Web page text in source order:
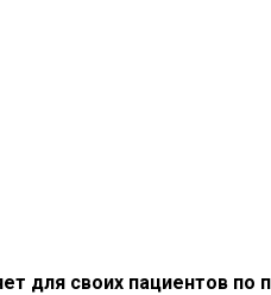
для своих пациентов